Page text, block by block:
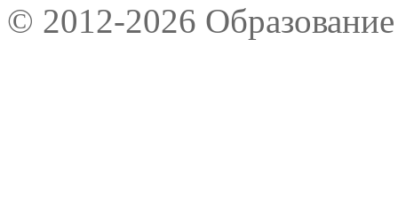
© 2012-2026 Образование